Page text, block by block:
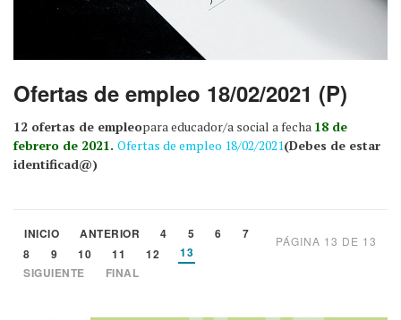
Ofertas de empleo 18/02/2021 (P)
12 ofertas de empleopara educador/a social a fecha 18 de
febrero de 2021. Ofertas de empleo 18/02/2021(Debes de estar
identificad@)
PÁGINA 13 DE 13
INICIO ANTERIOR 4 5 6
7
8
9 10 11 12
13
SIGUIENTE
FINAL